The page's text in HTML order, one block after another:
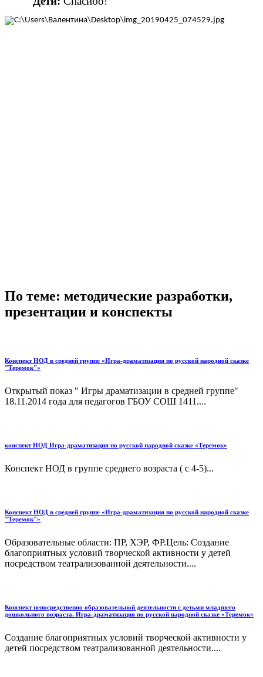
По теме: методические разработки,
презентации и конспекты
Конспект НОД в средней группе «Игра-драматизация по русской народной сказке
"Теремок"»
Открытый показ " Игры драматизации в средней группе"
18.11.2014 года для педагогов ГБОУ СОШ 1411....
конспект НОД Игра-драматизация по русской народной сказке «Теремок»
Конспект НОД в группе среднего возраста ( с 4-5)...
Конспект НОД в средней группе «Игра-драматизация по русской народной сказке
"Теремок"»
Образовательные области: ПР, ХЭР, ФР.Цель: Создание
благоприятных условий творческой активности у детей
посредством театрализованной деятельности....
Конспект непосредственно образовательной деятельности с детьми младшего
дошкольного возраста. Игра-драматизация по русской народной сказке «Теремок»
Создание благоприятных условий творческой активности у
детей посредством театрализованной деятельности....